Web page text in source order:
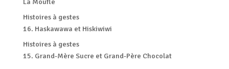
La Moufle
Histoires à gestes
16. Haskawawa et Hiskiwiwi
Histoires à gestes
15. Grand-Mère Sucre et Grand-Père Chocolat